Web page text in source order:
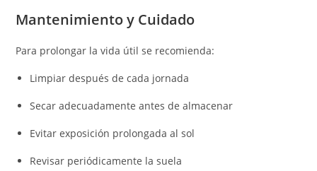
Mantenimiento y Cuidado
Para prolongar la vida útil se recomienda:
Limpiar después de cada jornada
Secar adecuadamente antes de almacenar
Evitar exposición prolongada al sol
Revisar periódicamente la suela